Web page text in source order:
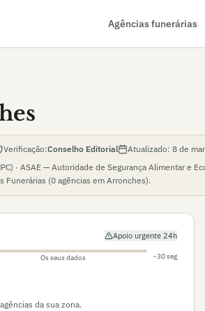
Agências funerárias
Verificação:Conselho Editorial Atualizado: 8 de
· ASAE — Autoridade de Segurança Alimentar e
Funerárias (0 agências em Arronches).
Apoio urgente 24h
Os seus dados ~30 seg
da sua zona.